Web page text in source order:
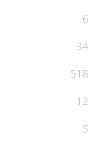
6
34
518
12
5